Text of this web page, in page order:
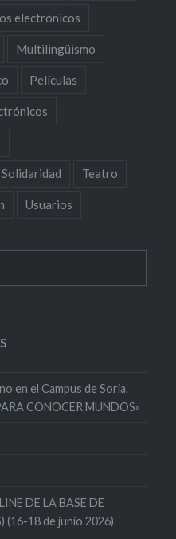
electrónicos
Multilingüismo
Películas
Solidaridad Teatro
Usuarios
en el Campus de Soria.
CONOCER MUNDOS»
DE LA BASE DE
(16-18 de junio 2026)